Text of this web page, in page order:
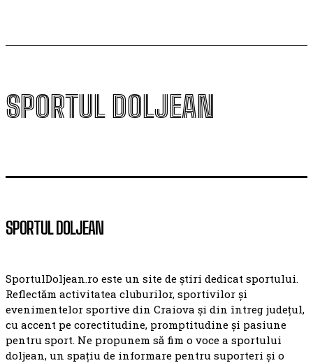
SPORTUL DOLJEAN
SPORTUL DOLJEAN
SportulDoljean.ro este un site de știri dedicat sportului.
Reflectăm activitatea cluburilor, sportivilor și
evenimentelor sportive din Craiova și din întreg județul,
cu accent pe corectitudine, promptitudine și pasiune
pentru sport. Ne propunem să fim o voce a sportului
doljean, un spațiu de informare pentru suporteri și o